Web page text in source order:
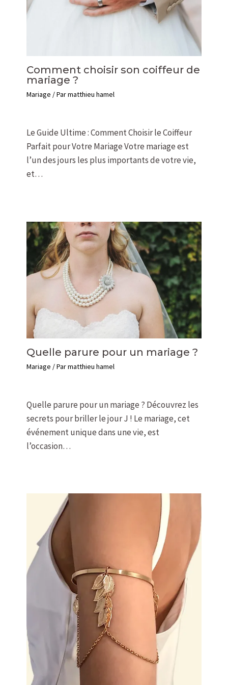
Comment choisir son coiffeur de
mariage ?
Mariage / Parmatthieu hamel
Le Guide Ultime : Comment Choisir le Coiffeur
Parfait pour Votre Mariage Votre mariage est
l’un des jours les plus importants de votre vie,
et…
Quelle parure pour un mariage ?
Mariage / Parmatthieu hamel
Quelle parure pour un mariage ? Découvrez les
secrets pour briller le jour J ! Le mariage, cet
événement unique dans une vie, est
l’occasion…